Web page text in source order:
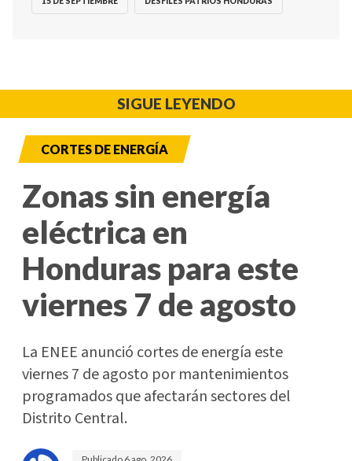
SIGUE LEYENDO
CORTES DE ENERGÍA
Zonas sin energía
eléctrica en
Honduras para este
viernes 7 de agosto
La ENEE anunció cortes de energía este
viernes 7 de agosto por mantenimientos
programados que afectarán sectores del
Distrito Central.